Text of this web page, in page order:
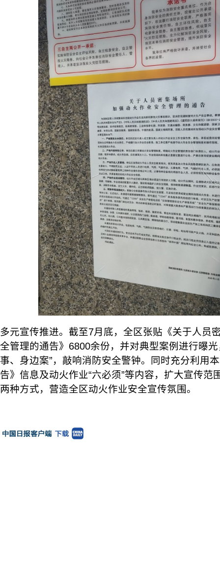
多元宣传推进。截至7月底，全区张贴《关于人员
全管理的通告》6800余份，并对典型案例进行曝
事、身边案”，敲响消防安全警钟。同时充分利用
告》信息及动火作业“六必须”等内容，扩大宣传范
两种方式，营造全区动火作业安全宣传氛围。